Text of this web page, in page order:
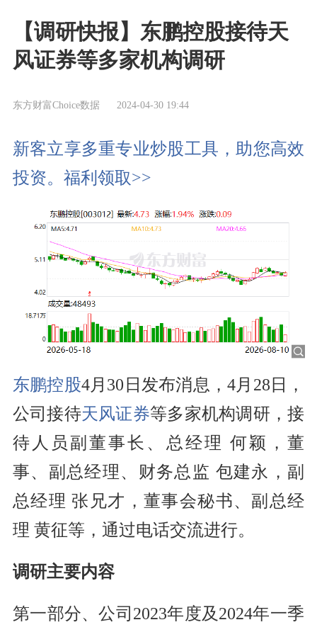
【调研快报】东鹏控股接待天
风证券等多家机构调研
东方财富Choice数据 2024-04-30 19:44
新客立享多重专业炒股工具，助您高效
投资。福利领取>>
东鹏控股4月30日发布消息，4月28日，
公司接待天风证券等多家机构调研，接
待人员副董事长、总经理 何颖，董
事、副总经理、财务总监 包建永，副
总经理 张兄才，董事会秘书、副总经
理 黄征等，通过电话交流进行。
调研主要内容
第一部分、公司2023年度及2024年一季